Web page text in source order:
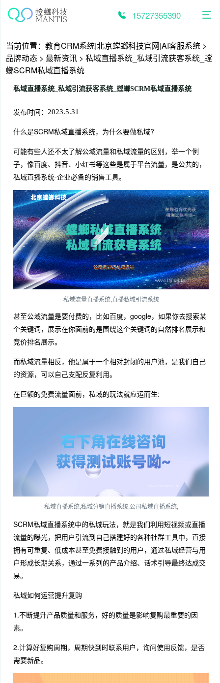
15727355390
当前位置： 教育CRM系统|北京螳螂科技官网|AI客服系统 >
品牌动态 > 最新资讯 > 私域直播系统_私域引流获客系统_螳
螂SCRM私域直播系统
私域直播系统_私域引流获客系统_螳螂SCRM私域直播系统
发布时间： 2023.5.31
什么是SCRM私域直播系统，为什么要做私域?
可能有些人还不太了解公域流量和私域流量的区别，举一个例
子，像百度、抖音、小红书等这些是属于平台流量，是公共的，
私域直播系统-企业必备的销售工具。
私域流量直播系统,直播私域引流系统
甚至公域流量是要付费的，比如百度，google，如果你去搜索某
个关键词，展示在你面前的是围绕这个关键词的自然排名展示和
竞价排名展示。
而私域流量相反，他是属于一个相对封闭的用户池，是我们自己
的资源，可以自己支配反复利用。
在巨额的免费流量面前，私域的玩法就应运而生:
私域直播系统,私域分销直播系统,公司私域直播系统,
SCRM私域直播系统中的私城玩法，就是我们利用短视频或直播
流量的曝光，把用户引流到自己搭建好的各种社群工具中，直接
拥有可重复、低成本甚至免费接触到的用户，通过私域经营与用
户形成长期关系，通过一系列的产品介绍、话术引导最终达成交
易。
私域如何运营提升复购
1.不断提升产品质量和服务，好的质量是影响复购最重要的因
素。
2.计算好复购周期，周期快到时联系用户，询问使用反馈，是否
需要新品。